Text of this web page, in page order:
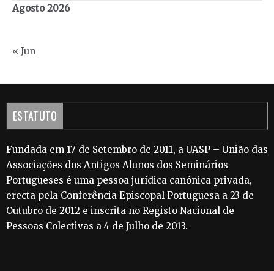
Agosto 2026
« Jun
ESTATUTO
Fundada em 17 de Setembro de 2011, a UASP – União das
Associações dos Antigos Alunos dos Seminários
Portugueses é uma pessoa jurídica canónica privada,
erecta pela Conferência Episcopal Portuguesa a 23 de
Outubro de 2012 e inscrita no Registo Nacional de
Pessoas Colectivas a 4 de Julho de 2013.